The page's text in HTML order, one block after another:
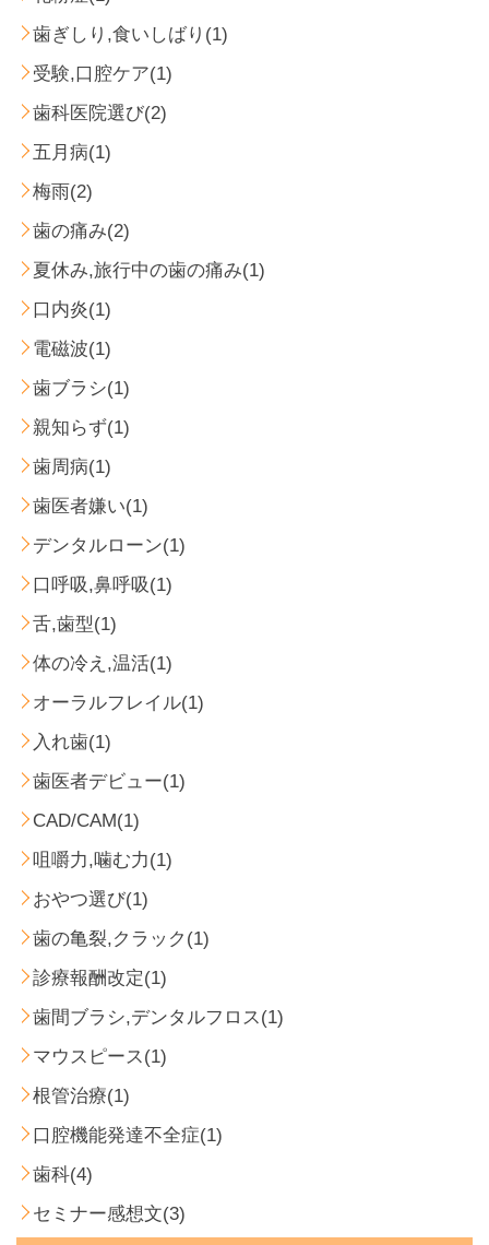
歯ぎしり,食いしばり(1)
受験,口腔ケア(1)
歯科医院選び(2)
五月病(1)
梅雨(2)
歯の痛み(2)
夏休み,旅行中の歯の痛み(1)
口内炎(1)
電磁波(1)
歯ブラシ(1)
親知らず(1)
歯周病(1)
歯医者嫌い(1)
デンタルローン(1)
口呼吸,鼻呼吸(1)
舌,歯型(1)
体の冷え,温活(1)
オーラルフレイル(1)
入れ歯(1)
歯医者デビュー(1)
CAD/CAM(1)
咀嚼力,噛む力(1)
おやつ選び(1)
歯の亀裂,クラック(1)
診療報酬改定(1)
歯間ブラシ,デンタルフロス(1)
マウスピース(1)
根管治療(1)
口腔機能発達不全症(1)
歯科(4)
セミナー感想文(3)